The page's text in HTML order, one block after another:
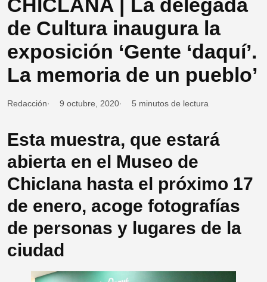
CHICLANA | La delegada
de Cultura inaugura la
exposición ‘Gente ‘daquí’.
La memoria de un pueblo’
Redacción 9 octubre, 2020 5 minutos de lectura
Esta muestra, que estará
abierta en el Museo de
Chiclana hasta el próximo 17
de enero, acoge fotografías
de personas y lugares de la
ciudad